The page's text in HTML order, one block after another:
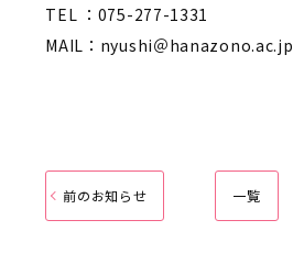
TEL ：075-277-1331
MAIL：nyushi＠hanazono.ac.jp
前のお知らせ 一覧